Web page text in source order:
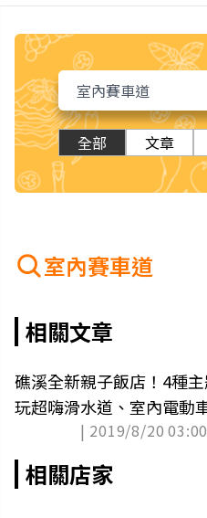
全部 文章
室內賽車道
相關文章
礁溪全新親子飯店！4種
玩超嗨滑水道、室內電動
| 2019/8/20
相關店家